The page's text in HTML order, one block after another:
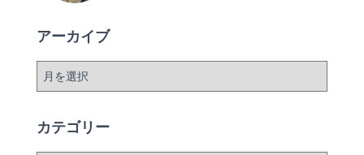
アーカイブ
ア
ー
イ
カテゴリー